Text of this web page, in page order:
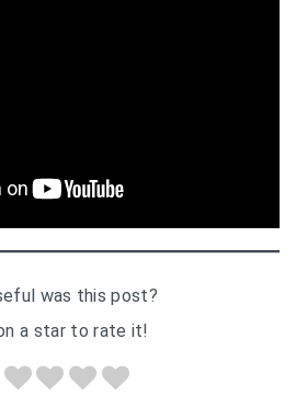
was this post?
a star to rate it!